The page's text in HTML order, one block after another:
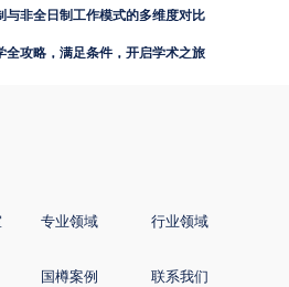
非全日制工作模式的多维度对比
攻略，满足条件，开启学术之旅
专业领域 行业领域
国樽案例 联系我们